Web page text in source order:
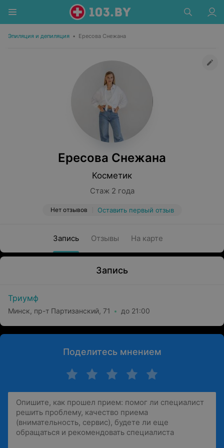
Эпиляция и депиляция • Ересова Снежана
Ересова Снежана
Косметик
Стаж 2 года
Нет отзывов Оставить первый отзыв
Запись Отзывы На карте
Запись
Триумф
Минск, пр-т Партизанский, 71 до 21:00
Поделитесь мнением